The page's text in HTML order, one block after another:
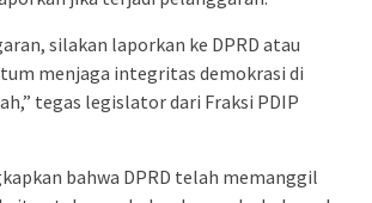
silakan laporkan ke DPRD atau
menjaga integritas demokrasi di
tegas legislator dari Fraksi PDIP
bahwa DPRD telah memanggil